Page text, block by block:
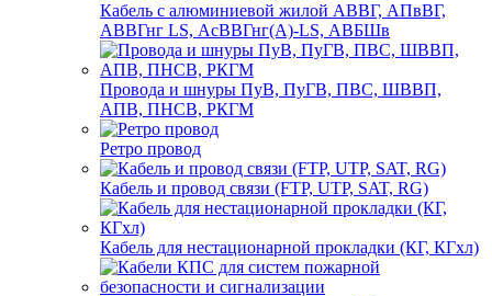
Кабель с алюминиевой жилой АВВГ, АПвВГ,
АВВГнг LS, АсВВГнг(А)-LS, АВБШв
Провода и шнуры ПуВ, ПуГВ, ПВС, ШВВП,
АПВ, ПНСВ, РКГМ
Ретро провод
Кабель и провод связи (FTP, UTP, SAT, RG)
Кабель для нестационарной прокладки (КГ, КГхл)